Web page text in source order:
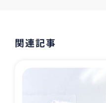
関連記事